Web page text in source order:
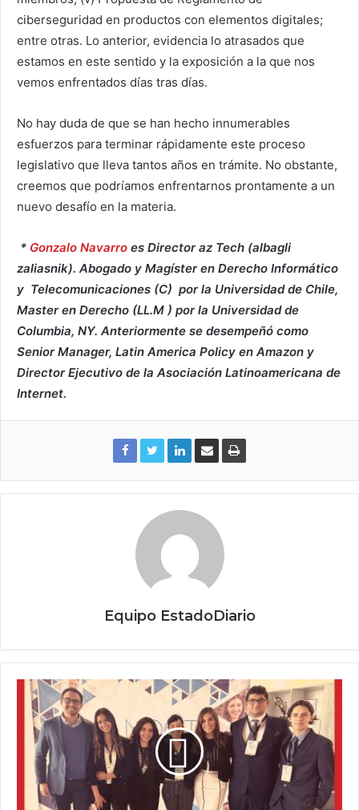
ciberseguridad en productos con elementos digitales;
entre otras. Lo anterior, evidencia lo atrasados que
estamos en este sentido y la exposición a la que nos
vemos enfrentados días tras días.
No hay duda de que se han hecho innumerables
esfuerzos para terminar rápidamente este proceso
legislativo que lleva tantos años en trámite. No obstante,
creemos que podríamos enfrentarnos prontamente a un
nuevo desafío en la materia.
* Gonzalo Navarro es Director az Tech (albagli
zaliasnik). Abogado y Magíster en Derecho Informático
y Telecomunicaciones (C) por la Universidad de Chile,
Master en Derecho (LL.M ) por la Universidad de
Columbia, NY. Anteriormente se desempeñó como
Senior Manager, Latin America Policy en Amazon y
Director Ejecutivo de la Asociación Latinoamericana de
Internet.
Equipo EstadoDiario